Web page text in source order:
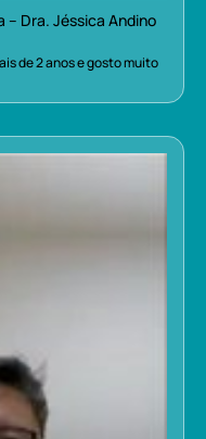
Dra. Jéssica Andino
de 2 anos e gosto muito